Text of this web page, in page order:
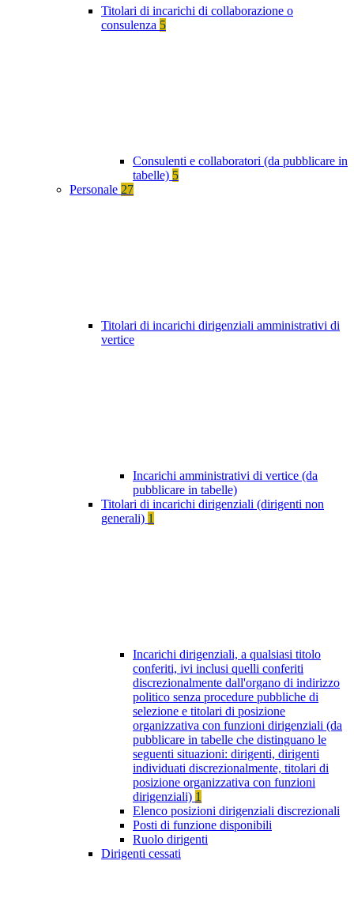
Titolari di incarichi di collaborazione o
consulenza 5
Consulenti e collaboratori (da pubblicare in
tabelle) 5
Personale 27
Titolari di incarichi dirigenziali amministrativi di
vertice
Incarichi amministrativi di vertice (da
pubblicare in tabelle)
Titolari di incarichi dirigenziali (dirigenti non
generali) 1
Incarichi dirigenziali, a qualsiasi titolo
conferiti, ivi inclusi quelli conferiti
discrezionalmente dall'organo di indirizzo
politico senza procedure pubbliche di
selezione e titolari di posizione
organizzativa con funzioni dirigenziali (da
pubblicare in tabelle che distinguano le
seguenti situazioni: dirigenti, dirigenti
individuati discrezionalmente, titolari di
posizione organizzativa con funzioni
dirigenziali) 1
Elenco posizioni dirigenziali discrezionali
Posti di funzione disponibili
Ruolo dirigenti
Dirigenti cessati